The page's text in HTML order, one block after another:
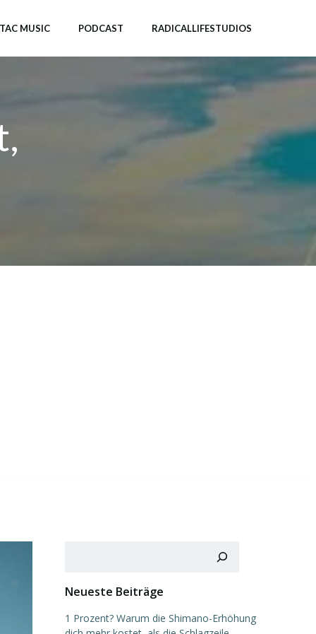
MUSIC PODCAST RADICALLIFESTUDIOS
Neueste Beiträge
1 Prozent? Warum die Shimano-Erhöhung